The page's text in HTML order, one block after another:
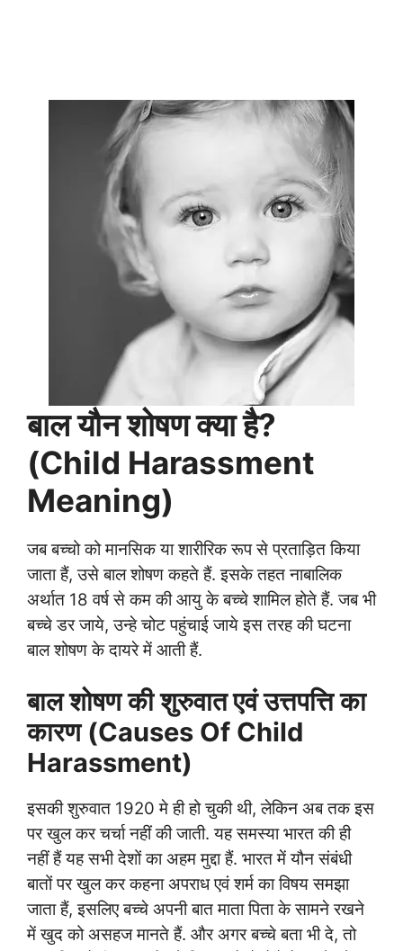
बाल यौन शोषण क्या है?
(Child Harassment
Meaning)
जब बच्चो को मानसिक या शारीरिक रूप से प्रताड़ित किया
जाता हैं, उसे बाल शोषण कहते हैं. इसके तहत नाबालिक
अर्थात 18 वर्ष से कम की आयु के बच्चे शामिल होते हैं. जब भी
बच्चे डर जाये, उन्हे चोट पहुंचाई जाये इस तरह की घटना
बाल शोषण के दायरे में आती हैं.
बाल शोषण की शुरुवात एवं उत्तपत्ति का
कारण (Causes Of Child
Harassment)
इसकी शुरुवात 1920 मे ही हो चुकी थी, लेकिन अब तक इस
पर खुल कर चर्चा नहीं की जाती. यह समस्या भारत की ही
नहीं हैं यह सभी देशों का अहम मुद्दा हैं. भारत में यौन संबंधी
बातों पर खुल कर कहना अपराध एवं शर्म का विषय समझा
जाता हैं, इसलिए बच्चे अपनी बात माता पिता के सामने रखने
में खुद को असहज मानते हैं. और अगर बच्चे बता भी दे, तो